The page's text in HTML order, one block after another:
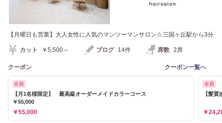
【月曜日も営業】大人女性に人気のマンツーマンサロン☆三国ヶ丘駅から3分
カット ￥5,500～ ブログ 14件 席数 2席
クーポン クーポン一覧へ
全員
【月1名様限定】 最高級オーダーメイドカラーコース
￥55,000
￥55,000
全員
【髪
￥